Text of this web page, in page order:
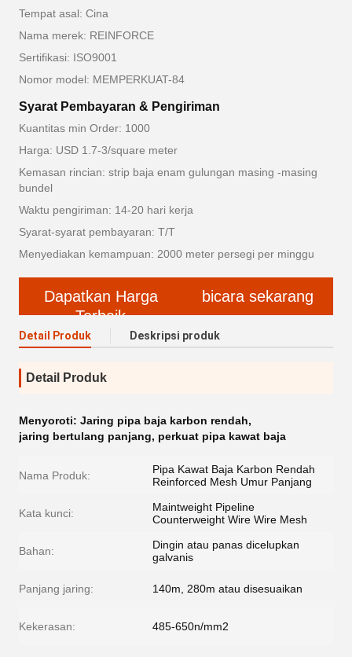
Tempat asal: Cina
Nama merek: REINFORCE
Sertifikasi: ISO9001
Nomor model: MEMPERKUAT-84
Syarat Pembayaran & Pengiriman
Kuantitas min Order: 1000
Harga: USD 1.7-3/square meter
Kemasan rincian: strip baja enam gulungan masing -masing
bundel
Waktu pengiriman: 14-20 hari kerja
Syarat-syarat pembayaran: T/T
Menyediakan kemampuan: 2000 meter persegi per minggu
Dapatkan Harga
Terbaik
bicara sekarang
Detail Produk Deskripsi produk
Detail Produk
Menyoroti: Jaring pipa baja karbon rendah,
jaring bertulang panjang, perkuat pipa kawat baja
Nama Produk:
Pipa Kawat Baja Karbon Rendah
Reinforced Mesh Umur Panjang
Kata kunci:
Maintweight Pipeline
Counterweight Wire Wire Mesh
Bahan:
Dingin atau panas dicelupkan
galvanis
Panjang jaring: 140m, 280m atau disesuaikan
Kekerasan: 485-650n/mm2